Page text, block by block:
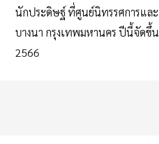
นักประดิษฐ์ ที่ศูนย์นิทรรศการแล
บางนา กรุงเทพมหานคร ปีนี้จัดขึ้
2566